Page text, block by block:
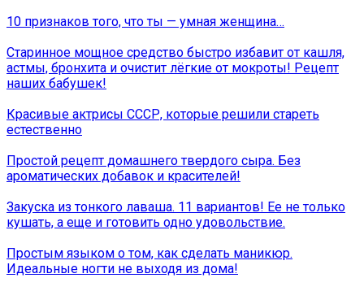
10 признаков того, что ты — умная женщина…
Старинное мощное средство быстро избавит от кашля,
астмы, бронхита и очистит лёгкие от мокроты! Рецепт
наших бабушек!
Красивые актрисы СССР, которые решили стареть
естественно
Простой рецепт домашнего твердого сыра. Без
ароматических добавок и красителей!
Закуска из тонкого лаваша. 11 вариантов! Ее не только
кушать, а еще и готовить одно удовольствие.
Простым языком о том, как сделать маникюр.
Идеальные ногти не выходя из дома!